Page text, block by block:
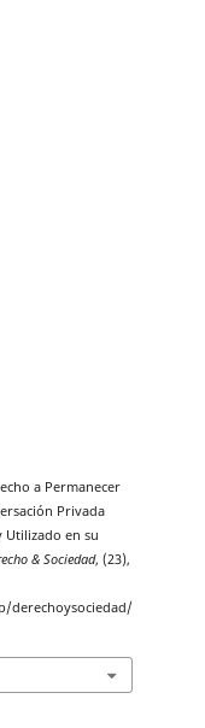
a Permanecer
Privada
Utilizado en su
& Sociedad, (23),
derechoysociedad/